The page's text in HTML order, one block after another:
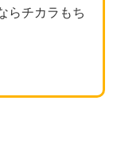
らチカラもち